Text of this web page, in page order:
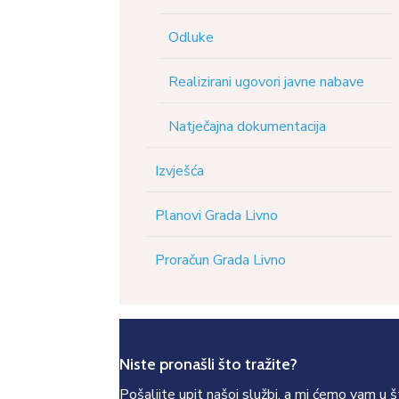
Odluke
Realizirani ugovori javne nabave
Natječajna dokumentacija
Izvješća
Planovi Grada Livno
Proračun Grada Livno
Niste pronašli što tražite?
Pošaljite upit našoj službi, a mi ćemo vam u